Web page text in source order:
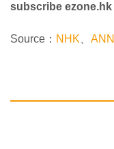
subscribe ezone.hk
Source： NHK